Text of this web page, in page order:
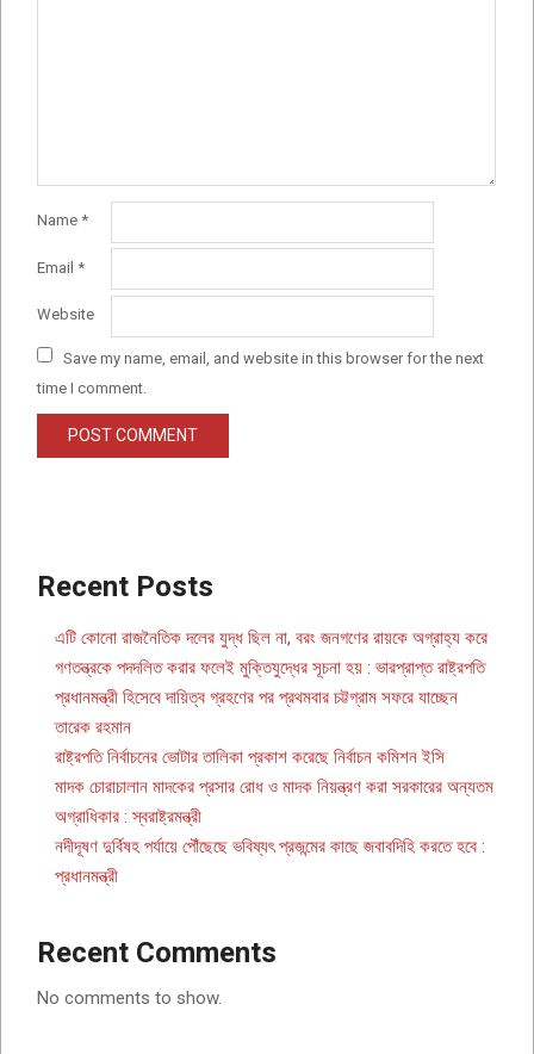
Name *
Email *
Website
Save my name, email, and website in this browser for the next
time I comment.
Recent Posts
এটি কোনো রাজনৈতিক দলের যুদ্ধ ছিল না, বরং জনগণের রায়কে অগ্রাহ্য করে
গণতন্ত্রকে পদদলিত করার ফলেই মুক্তিযুদ্ধের সূচনা হয় : ভারপ্রাপ্ত রাষ্ট্রপতি
প্রধানমন্ত্রী হিসেবে দায়িত্ব গ্রহণের পর প্রথমবার চট্টগ্রাম সফরে যাচ্ছেন
তারেক রহমান
রাষ্ট্রপতি নির্বাচনের ভোটার তালিকা প্রকাশ করেছে নির্বাচন কমিশন ইসি
মাদক চোরাচালান মাদকের প্রসার রোধ ও মাদক নিয়ন্ত্রণ করা সরকারের অন্যতম
অগ্রাধিকার : স্বরাষ্ট্রমন্ত্রী
নদীদূষণ দুর্বিষহ পর্যায়ে পৌঁছেছে ভবিষ্যৎ প্রজন্মের কাছে জবাবদিহি করতে হবে :
প্রধানমন্ত্রী
Recent Comments
No comments to show.